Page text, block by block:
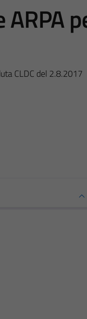
ARPA
CLDC del 2.8.2017